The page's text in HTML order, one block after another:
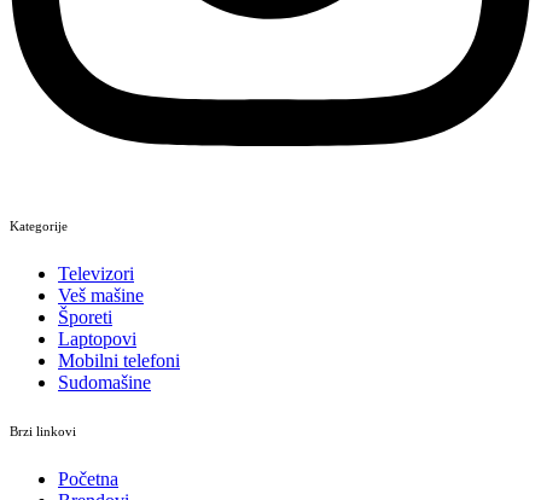
Kategorije
Televizori
Veš mašine
Šporeti
Laptopovi
Mobilni telefoni
Sudomašine
Brzi linkovi
Početna